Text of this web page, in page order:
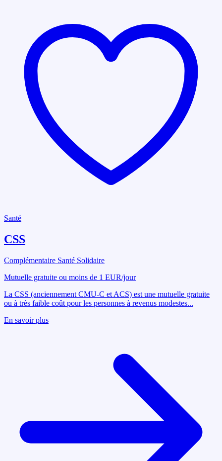
Santé
CSS
Complémentaire Santé Solidaire
Mutuelle gratuite ou moins de 1 EUR/jour
La CSS (anciennement CMU-C et ACS) est une mutuelle gratuite
ou à très faible coût pour les personnes à revenus modestes...
En savoir plus